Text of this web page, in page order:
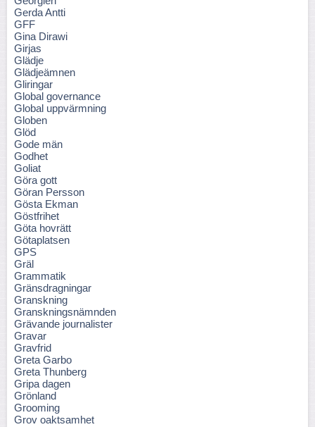
Gerda Antti
GFF
Gina Dirawi
Girjas
Glädje
Glädjeämnen
Gliringar
Global governance
Global uppvärmning
Globen
Glöd
Gode män
Godhet
Goliat
Göra gott
Göran Persson
Gösta Ekman
Göstfrihet
Göta hovrätt
Götaplatsen
GPS
Gräl
Grammatik
Gränsdragningar
Granskning
Granskningsnämnden
Grävande journalister
Gravar
Gravfrid
Greta Garbo
Greta Thunberg
Gripa dagen
Grönland
Grooming
Grov oaktsamhet